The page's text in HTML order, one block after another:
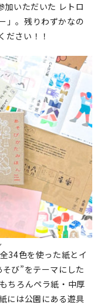
加いただいた レトロ
」。残りわずかなの
ださい！！
34色を使った紙とイ
び”をテーマにした
ちろんペラ紙・中厚
には公園にある遊具